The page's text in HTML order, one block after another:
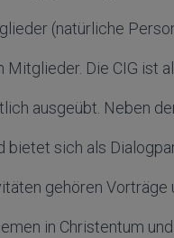
(natürliche
Die CIG ist
ausgeübt. Neben
sich als
gehören Vorträge
in Christentum